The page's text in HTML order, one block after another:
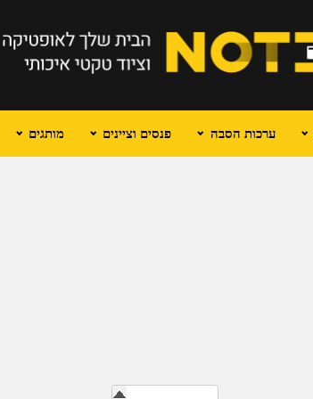
ערכות הסבה פנסים וציינים מותגים